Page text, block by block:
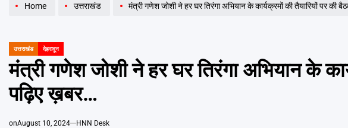
Home उत्तराखंड मंत्री गणेश जोशी ने हर घर तिरंगा अभियान के कार्यक्रमों की तैयारियों पर की
POSTED
उत्तराखंड देहरादून
मंत्री गणेश जोशी ने हर घर तिरंगा अभियान के
पढ़िए ख़बर…
onAugust 10, 2024 HNN Desk